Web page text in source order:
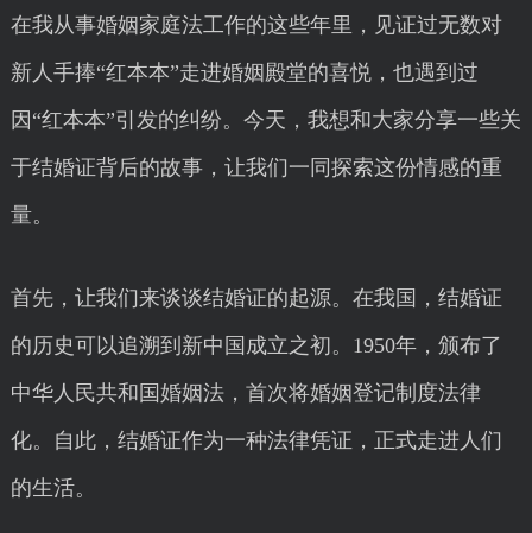
在我从事婚姻家庭法工作的这些年里，见证过无数对
新人手捧“红本本”走进婚姻殿堂的喜悦，也遇到过
因“红本本”引发的纠纷。今天，我想和大家分享一些关
于结婚证背后的故事，让我们一同探索这份情感的重
量。
首先，让我们来谈谈结婚证的起源。在我国，结婚证
的历史可以追溯到新中国成立之初。1950年，颁布了
中华人民共和国婚姻法，首次将婚姻登记制度法律
化。自此，结婚证作为一种法律凭证，正式走进人们
的生活。